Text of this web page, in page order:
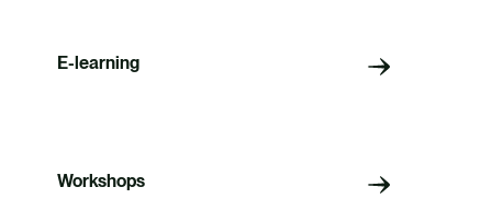
E-learning
Workshops